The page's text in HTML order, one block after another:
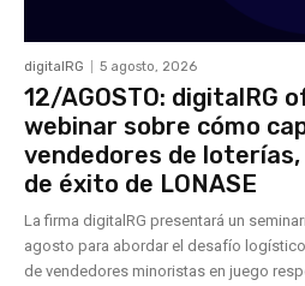
digitalRG 5 agosto, 2026
12/AGOSTO: digitalRG
webinar sobre cómo
vendedores de loterías,
de éxito de LONASE
La firma digitalRG presentará un
agosto para abordar el desafío
de vendedores minoristas en juego